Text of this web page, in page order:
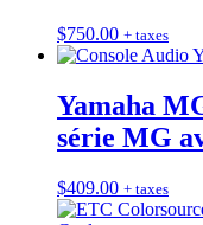
$750.00 + taxes
Yamaha
série MG
$409.00 + taxes